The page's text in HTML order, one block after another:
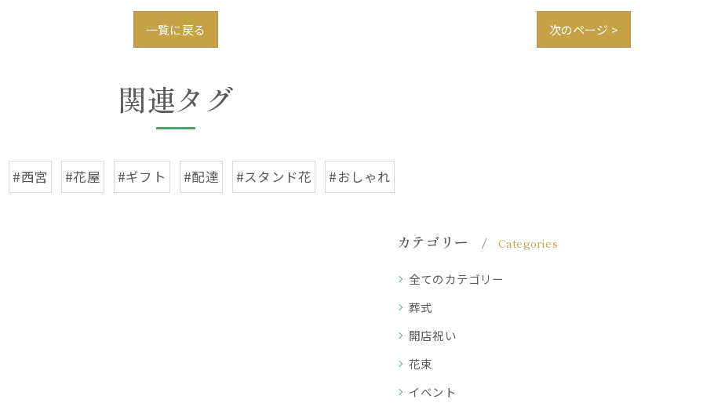
一覧に戻る 次のページ >
関連タグ
#西宮 #花屋 #ギフト #配達 #スタンド花 #おしゃれ
カテゴリー Categories
全てのカテゴリー
葬式
開店祝い
花束
イベント